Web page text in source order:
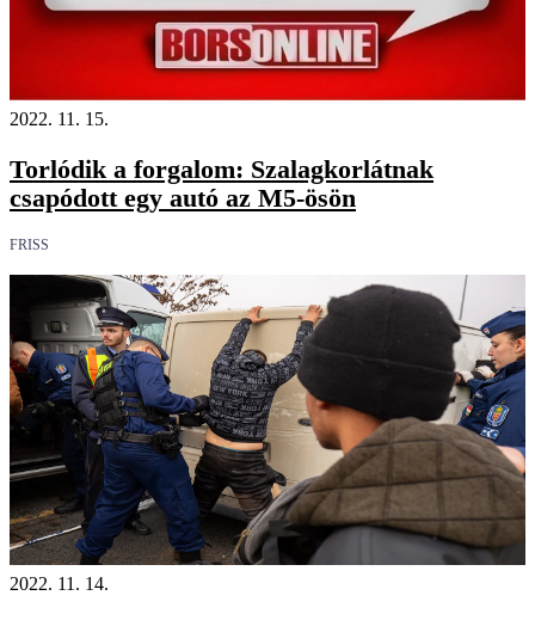
2022. 11. 15.
Torlódik a forgalom: Szalagkorlátnak
csapódott egy autó az M5-ösön
FRISS
2022. 11. 14.